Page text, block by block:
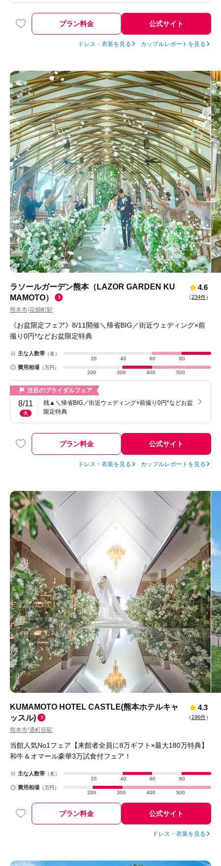
プラン料金 公式サイト
ドレス・衣装を見る カップルレポートを見る
ラソールガーデン熊本（LAZOR GARDEN KU
MAMOTO）
熊本市/花畑町駅
4.6
（234件）
《お盆限定フェア》8/11開催＼帰省BIG／街近ウェディング×前
撮り0円*などお盆限定特典
主な人数帯 （名）
20
40 60 80
費用相場 （万円）
200
300 400 500
注目のブライダルフェア
8/11
火
残▲＼帰省BIG／街近ウェディング×前撮り0円*などお盆
限定特典
プラン料金 公式サイト
ドレス・衣装を見る カップルレポートを見る
KUMAMOTO HOTEL CASTLE(熊本ホテルキャ
ッスル)
熊本市/通町筋駅
4.3
（ 196件）
当館人気No1フェア【来館者全員に8万ギフト×最大180万特典】
和牛＆オマール豪華3万試食付フェア！
主な人数帯 （名）
20
40 60 80
費用相場 （万円）
200
300 400 500
プラン料金 公式サイト
ドレス・衣装を見る